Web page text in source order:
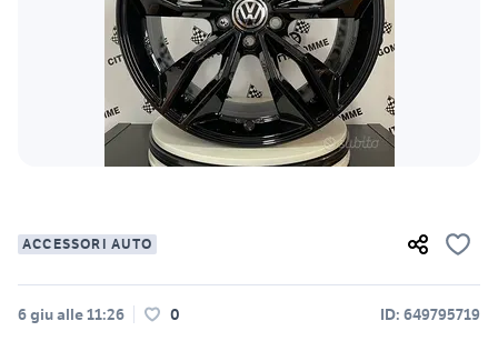
ACCESSORI AUTO
6 giu alle 11:26 0 ID: 649795719